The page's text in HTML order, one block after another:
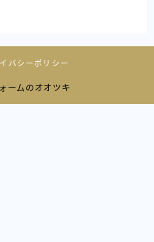
バシーポリシー
ームのオオツキ